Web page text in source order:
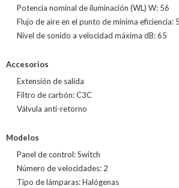
Potencia nominal de iluminación (WL) W: 56
Flujo de aire en el punto de mínima eficiencia:
Nível de sonido a velocidad máxima dB: 65
Accesorios
Extensión de salida
Filtro de carbón: C3C
Válvula anti-retorno
Modelos
Panel de control: Switch
Número de velocidades: 2
Tipo de lámparas: Halógenas